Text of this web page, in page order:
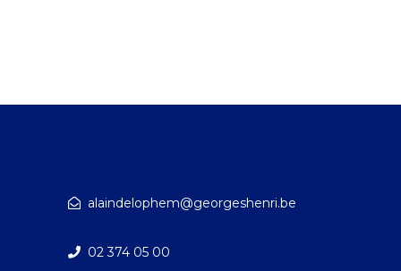
alaindelophem@georgeshenri.be
02 374 05 00